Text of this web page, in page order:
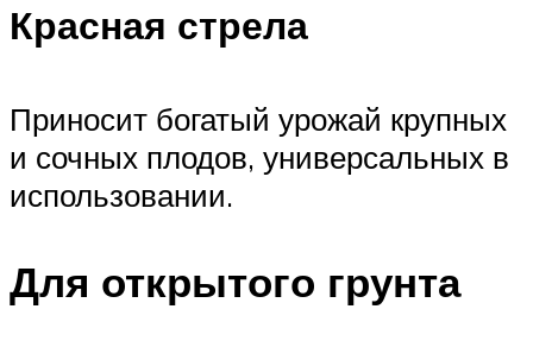
Красная стрела
Приносит богатый урожай крупных
и сочных плодов, универсальных в
использовании.
Для открытого грунта